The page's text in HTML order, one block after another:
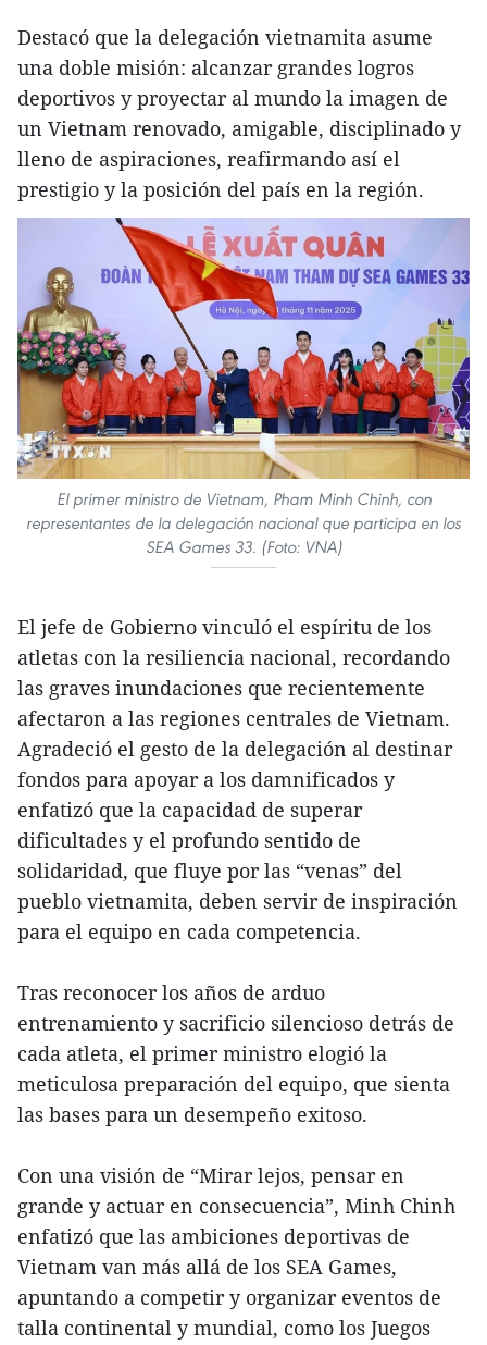
Destacó que la delegación vietnamita asume
una doble misión: alcanzar grandes logros
deportivos y proyectar al mundo la imagen de
un Vietnam renovado, amigable, disciplinado y
lleno de aspiraciones, reafirmando así el
prestigio y la posición del país en la región.
El primer ministro de Vietnam, Pham Minh Chinh, con
representantes de la delegación nacional que participa en los
SEA Games 33. (Foto: VNA)
El jefe de Gobierno vinculó el espíritu de los
atletas con la resiliencia nacional, recordando
las graves inundaciones que recientemente
afectaron a las regiones centrales de Vietnam.
Agradeció el gesto de la delegación al destinar
fondos para apoyar a los damnificados y
enfatizó que la capacidad de superar
dificultades y el profundo sentido de
solidaridad, que fluye por las “venas” del
pueblo vietnamita, deben servir de inspiración
para el equipo en cada competencia.
Tras reconocer los años de arduo
entrenamiento y sacrificio silencioso detrás de
cada atleta, el primer ministro elogió la
meticulosa preparación del equipo, que sienta
las bases para un desempeño exitoso.
Con una visión de “Mirar lejos, pensar en
grande y actuar en consecuencia”, Minh Chinh
enfatizó que las ambiciones deportivas de
Vietnam van más allá de los SEA Games,
apuntando a competir y organizar eventos de
talla continental y mundial, como los Juegos